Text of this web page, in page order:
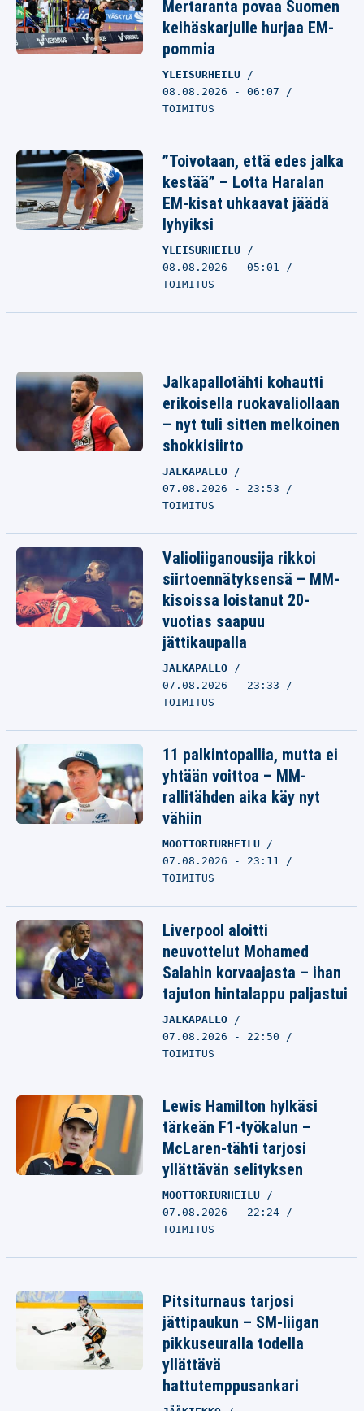
Mertaranta povaa Suomen
keihäskarjulle hurjaa EM-
pommia
YLEISURHEILU
08.08.2026 - 06:07
TOIMITUS
”Toivotaan, että edes jalka
kestää” – Lotta Haralan
EM-kisat uhkaavat jäädä
lyhyiksi
YLEISURHEILU
08.08.2026 - 05:01
TOIMITUS
Jalkapallotähti kohautti
erikoisella ruokavaliollaan
– nyt tuli sitten melkoinen
shokkisiirto
JALKAPALLO
07.08.2026 - 23:53
TOIMITUS
Valioliiganousija rikkoi
siirtoennätyksensä – MM-
kisoissa loistanut 20-
vuotias saapuu
jättikaupalla
JALKAPALLO
07.08.2026 - 23:33
TOIMITUS
11 palkintopallia, mutta ei
yhtään voittoa – MM-
rallitähden aika käy nyt
vähiin
MOOTTORIURHEILU
07.08.2026 - 23:11
TOIMITUS
Liverpool aloitti
neuvottelut Mohamed
Salahin korvaajasta – ihan
tajuton hintalappu paljastui
JALKAPALLO
07.08.2026 - 22:50
TOIMITUS
Lewis Hamilton hylkäsi
tärkeän F1-työkalun –
McLaren-tähti tarjosi
yllättävän selityksen
MOOTTORIURHEILU
07.08.2026 - 22:24
TOIMITUS
Pitsiturnaus tarjosi
jättipaukun – SM-liigan
pikkuseuralla todella
yllättävä
hattutemppusankari